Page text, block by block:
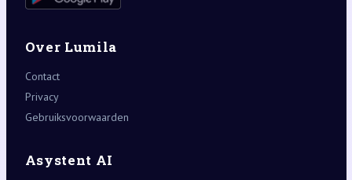
Over Lumila
Contact
Privacy
Gebruiksvoorwaarden
Asystent AI